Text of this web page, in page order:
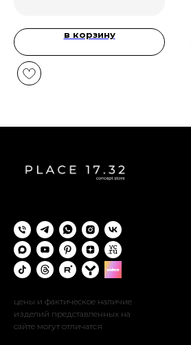
в корзину
цены и фактическое наличие
изделий представленных на
сайте могут отличатся